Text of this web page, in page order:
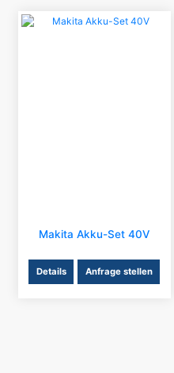
Makita Akku-Set 40V
Details Anfrage stellen